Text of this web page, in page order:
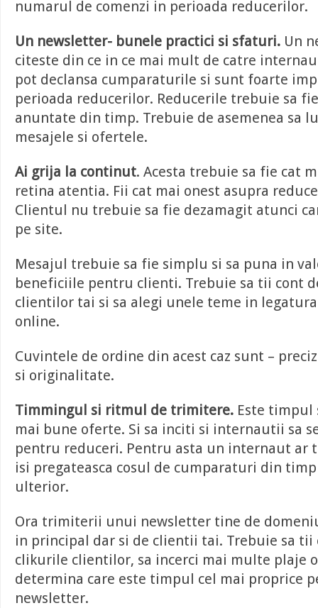
numarul de comenzi in perioada reducerilor.
Un newsletter- bunele practici si sfaturi. Un
citeste din ce in ce mai mult de catre
pot declansa cumparaturile si sunt foarte
perioada reducerilor. Reducerile trebuie sa
anuntate din timp. Trebuie de asemenea sa
mesajele si ofertele.
Ai grija la continut. Acesta trebuie sa fie cat
retina atentia. Fii cat mai onest asupra
Clientul nu trebuie sa fie dezamagit atunci
pe site.
Mesajul trebuie sa fie simplu si sa puna in
beneficiile pentru clienti. Trebuie sa tii cont
clientilor tai si sa alegi unele teme in
online.
Cuvintele de ordine din acest caz sunt –
si originalitate.
Timmingul si ritmul de trimitere. Este timpul
mai bune oferte. Si sa inciti si internautii sa
pentru reduceri. Pentru asta un internaut ar
isi pregateasca cosul de cumparaturi din timp
ulterior.
Ora trimiterii unui newsletter tine de
in principal dar si de clientii tai. Trebuie sa tii
clikurile clientilor, sa incerci mai multe plaje
determina care este timpul cel mai proprice
newsletter.